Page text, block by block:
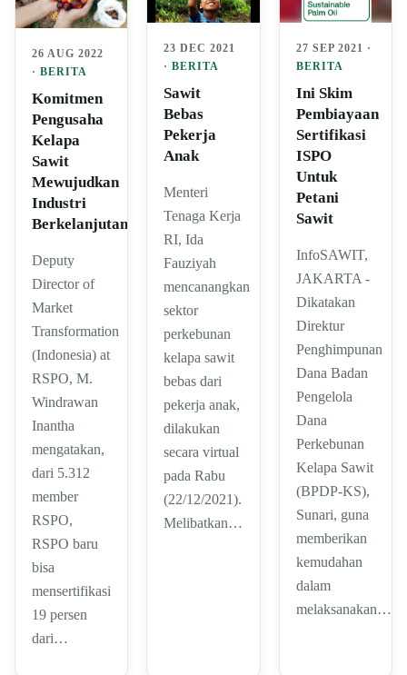
26 AUG 2022
· BERITA
Komitmen
Pengusaha
Kelapa
Sawit
Mewujudkan
Industri
Berkelanjutan
Deputy
Director of
Market
Transformation
(Indonesia) at
RSPO, M.
Windrawan
Inantha
mengatakan,
dari 5.312
member
RSPO,
RSPO baru
bisa
mensertifikasi
19 persen
dari…
23 DEC 2021
·BERITA
Sawit
Bebas
Pekerja
Anak
Menteri
Tenaga Kerja
RI, Ida
Fauziyah
mencanangkan
sektor
perkebunan
kelapa sawit
bebas dari
pekerja anak,
dilakukan
secara virtual
pada Rabu
(22/12/2021).
Melibatkan…
27 SEP 2021 ·
BERITA
Ini Skim
Pembiayaan
Sertifikasi
ISPO
Untuk
Petani
Sawit
InfoSAWIT,
JAKARTA -
Dikatakan
Direktur
Penghimpunan
Dana Badan
Pengelola
Dana
Perkebunan
Kelapa Sawit
(BPDP-KS),
Sunari, guna
memberikan
kemudahan
dalam
melaksanakan…